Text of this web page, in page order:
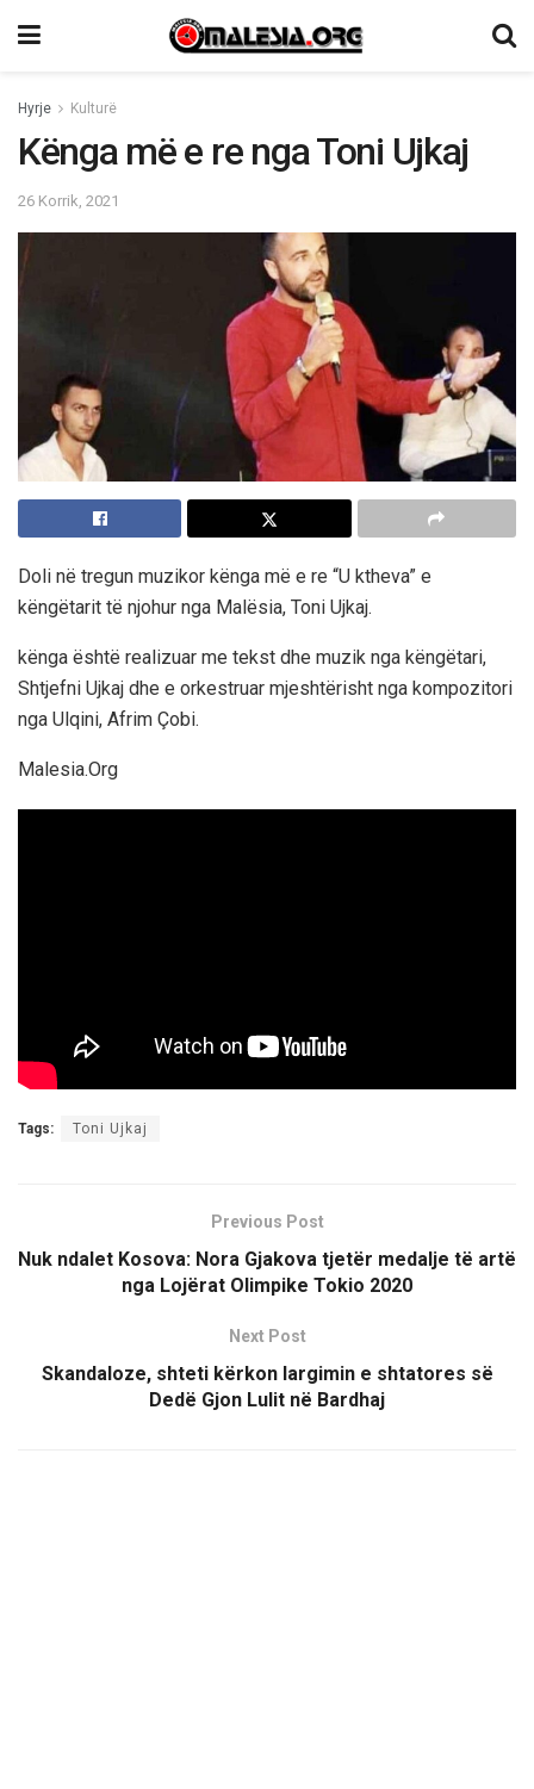
Hyrje Kulturë
Kënga më e re nga Toni Ujkaj
26 Korrik, 2021
Doli në tregun muzikor kënga më e re “U ktheva” e
këngëtarit të njohur nga Malësia, Toni Ujkaj.
kënga është realizuar me tekst dhe muzik nga këngëtari,
Shtjefni Ujkaj dhe e orkestruar mjeshtërisht nga kompozitori
nga Ulqini, Afrim Çobi.
Malesia.Org
Tags: Toni Ujkaj
Previous Post
Nuk ndalet Kosova: Nora Gjakova tjetër medalje të artë
nga Lojërat Olimpike Tokio 2020
Next Post
Skandaloze, shteti kërkon largimin e shtatores së
Dedë Gjon Lulit në Bardhaj